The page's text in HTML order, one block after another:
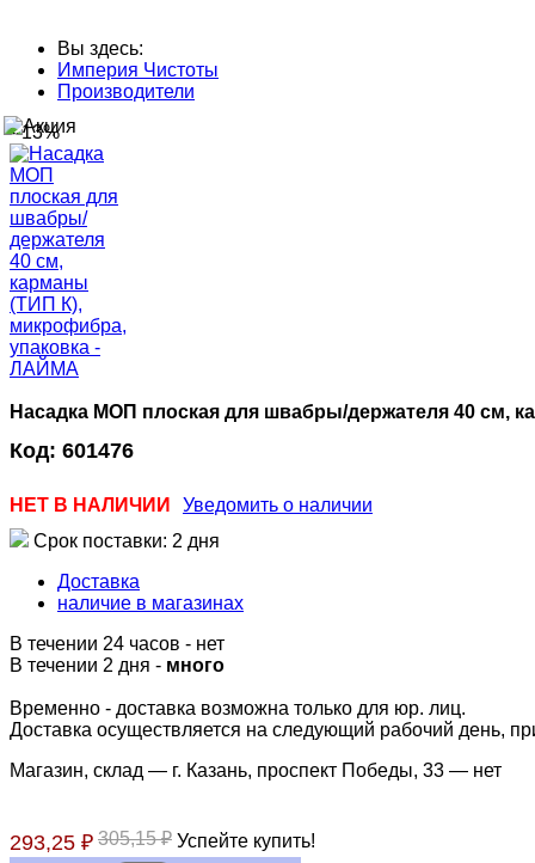
Вы здесь:
Империя Чистоты
Производители
--13%
Насадка МОП плоская для швабры/держателя 40 см,
Код: 601476
НЕТ В НАЛИЧИИ
Уведомить о наличии
Срок поставки: 2 дня
Доставка
наличие в магазинах
В течении 24 часов - нет
В течении 2 дня - много
Временно - доставка возможна только для юр. лиц.
Доставка осуществляется на следующий рабочий день,
Магазин, склад — г. Казань, проспект Победы, 33 — нет
293,25 ₽ 305,15 ₽ Успейте купить!